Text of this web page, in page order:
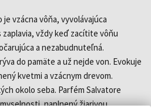
vzácna vôňa, vyvolávajúca
vždy keď zacítite vôňu
a nezabudnuteľná.
do pamäte a už nejde von. Evokuje
kvetmi a vzácnym drevom.
okolo seba. Parfém Salvatore
naplnený žiarivou